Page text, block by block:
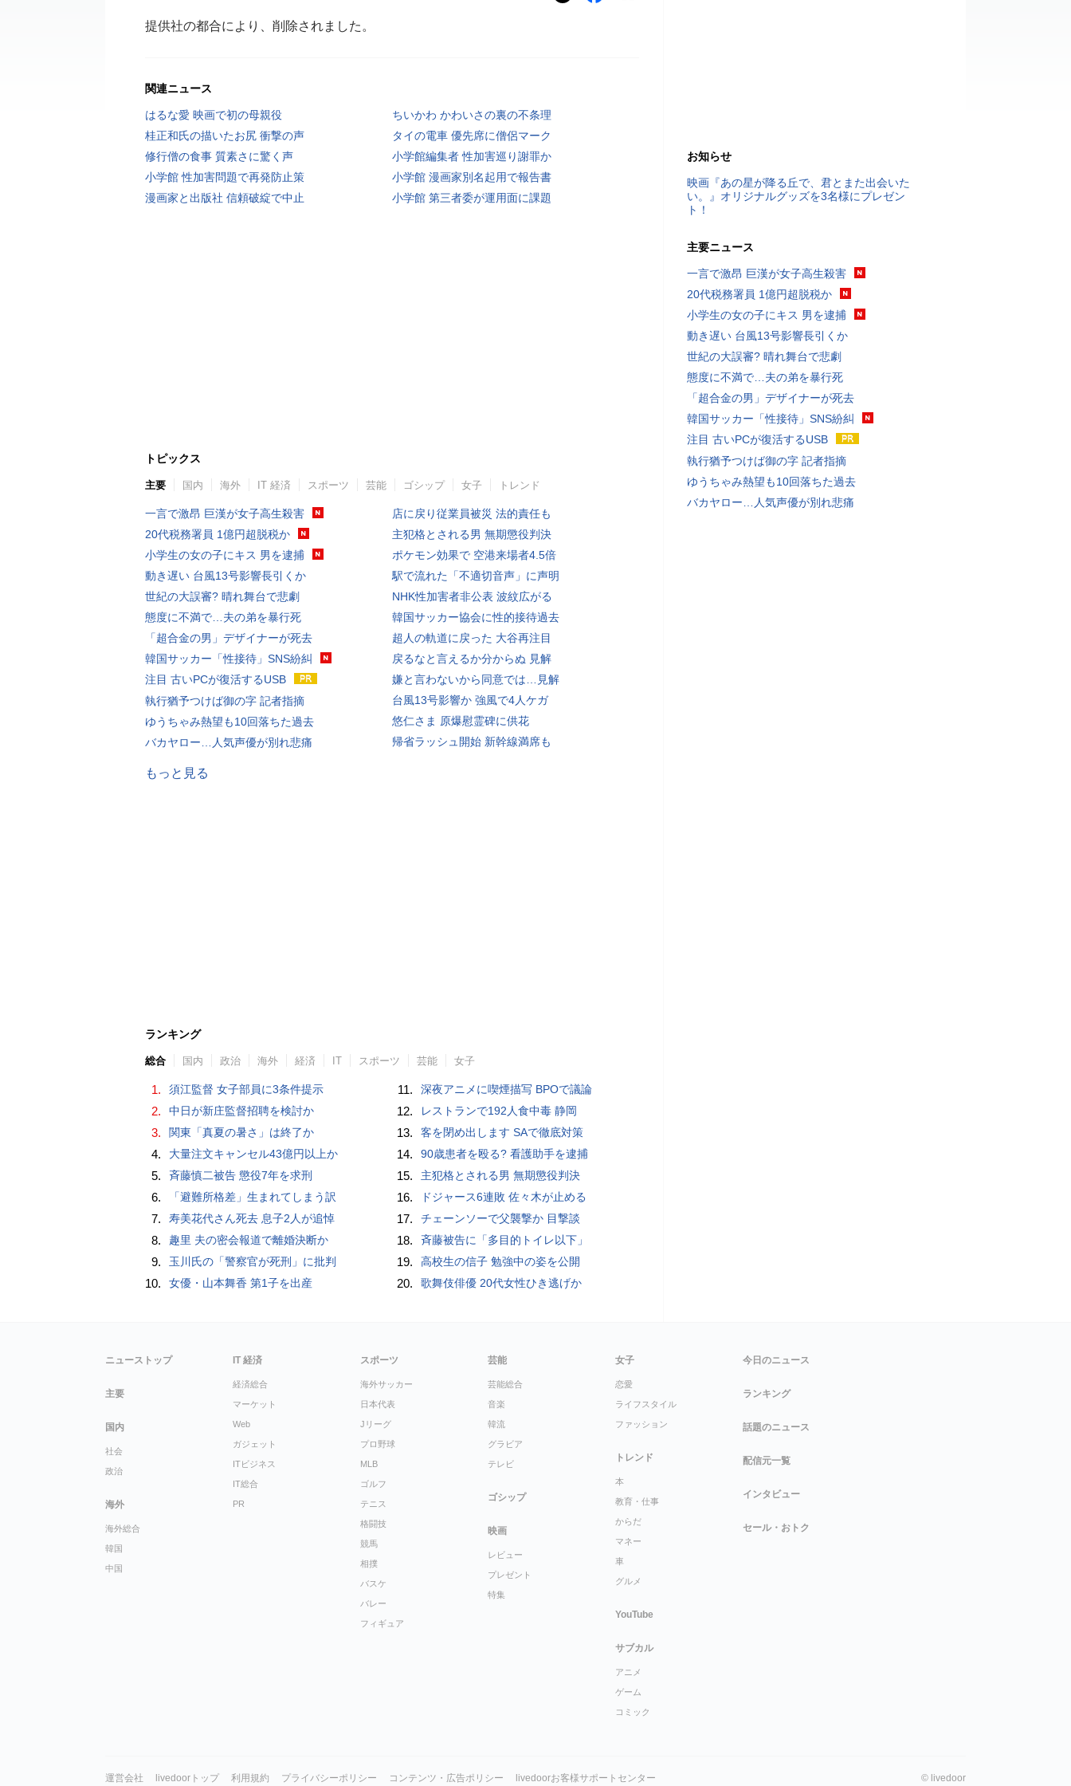
提供社の都合により、削除されました。
関連ニュース
はるな愛 映画で初の母親役
ちいかわ かわいさの裏の不条理
桂正和氏の描いたお尻 衝撃の声
タイの電車 優先席に僧侶マーク
修行僧の食事 質素さに驚く声
小学館編集者 性加害巡り謝罪か
小学館 性加害問題で再発防止策
小学館 漫画家別名起用で報告書
漫画家と出版社 信頼破綻で中止
小学館 第三者委が運用面に課題
トピックス
主要 国内 海外 IT 経済 スポーツ 芸能 ゴシップ 女子 トレンド
一言で激昂 巨漢が女子高生殺害
20代税務署員 1億円超脱税か
小学生の女の子にキス 男を逮捕
動き遅い 台風13号影響長引くか
世紀の大誤審? 晴れ舞台で悲劇
態度に不満で…夫の弟を暴行死
「超合金の男」デザイナーが死去
韓国サッカー「性接待」SNS紛糾
注目 古いPCが復活するUSB
執行猶予つけば御の字 記者指摘
ゆうちゃみ熱望も10回落ちた過去
バカヤロー…人気声優が別れ悲痛
店に戻り従業員被災 法的責任も
主犯格とされる男 無期懲役判決
ポケモン効果で 空港来場者4.5倍
駅で流れた「不適切音声」に声明
NHK性加害者非公表 波紋広がる
韓国サッカー協会に性的接待過去
超人の軌道に戻った 大谷再注目
戻るなと言えるか分からぬ 見解
嫌と言わないから同意では…見解
台風13号影響か 強風で4人ケガ
悠仁さま 原爆慰霊碑に供花
帰省ラッシュ開始 新幹線満席も
もっと見る
ランキング
総合 国内 政治 海外 経済 IT スポーツ 芸能 女子
1. 須江監督 女子部員に3条件提示
2. 中日が新庄監督招聘を検討か
3. 関東「真夏の暑さ」は終了か
4. 大量注文キャンセル43億円以上か
5. 斉藤慎二被告 懲役7年を求刑
6. 「避難所格差」生まれてしまう訳
7. 寿美花代さん死去 息子2人が追悼
8. 趣里 夫の密会報道で離婚決断か
9. 玉川氏の「警察官が死刑」に批判
10. 女優・山本舞香 第1子を出産
11. 深夜アニメに喫煙描写 BPOで議論
12. レストランで192人食中毒 静岡
13. 客を閉め出します SAで徹底対策
14. 90歳患者を殴る? 看護助手を逮捕
15. 主犯格とされる男 無期懲役判決
16. ドジャース6連敗 佐々木が止める
17. チェーンソーで父襲撃か 目撃談
18. 斉藤被告に「多目的トイレ以下」
19. 高校生の信子 勉強中の姿を公開
20. 歌舞伎俳優 20代女性ひき逃げか
お知らせ
映画『あの星が降る丘で、君とまた出会いた
い。』オリジナルグッズを3名様にプレゼン
ト！
主要ニュース
一言で激昂 巨漢が女子高生殺害
20代税務署員 1億円超脱税か
小学生の女の子にキス 男を逮捕
動き遅い 台風13号影響長引くか
世紀の大誤審? 晴れ舞台で悲劇
態度に不満で…夫の弟を暴行死
「超合金の男」デザイナーが死去
韓国サッカー「性接待」SNS紛糾
注目 古いPCが復活するUSB
執行猶予つけば御の字 記者指摘
ゆうちゃみ熱望も10回落ちた過去
バカヤロー…人気声優が別れ悲痛
ニューストップ
主要
国内
社会
政治
海外
海外総合
韓国
中国
IT 経済
経済総合
マーケット
Web
ガジェット
ITビジネス
IT総合
PR
スポーツ
海外サッカー
日本代表
Jリーグ
プロ野球
MLB
ゴルフ
テニス
格闘技
競馬
相撲
バスケ
バレー
フィギュア
芸能
芸能総合
音楽
韓流
グラビア
テレビ
ゴシップ
映画
レビュー
プレゼント
特集
女子
恋愛
ライフスタイル
ファッション
トレンド
本
教育・仕事
からだ
マネー
車
グルメ
YouTube
サブカル
アニメ
ゲーム
コミック
今日のニュース
ランキング
話題のニュース
配信元一覧
インタビュー
セール・おトク
運営会社 livedoorトップ 利用規約 プライバシーポリシー コンテンツ・広告ポリシー livedoorお客様サポートセンター © livedoor